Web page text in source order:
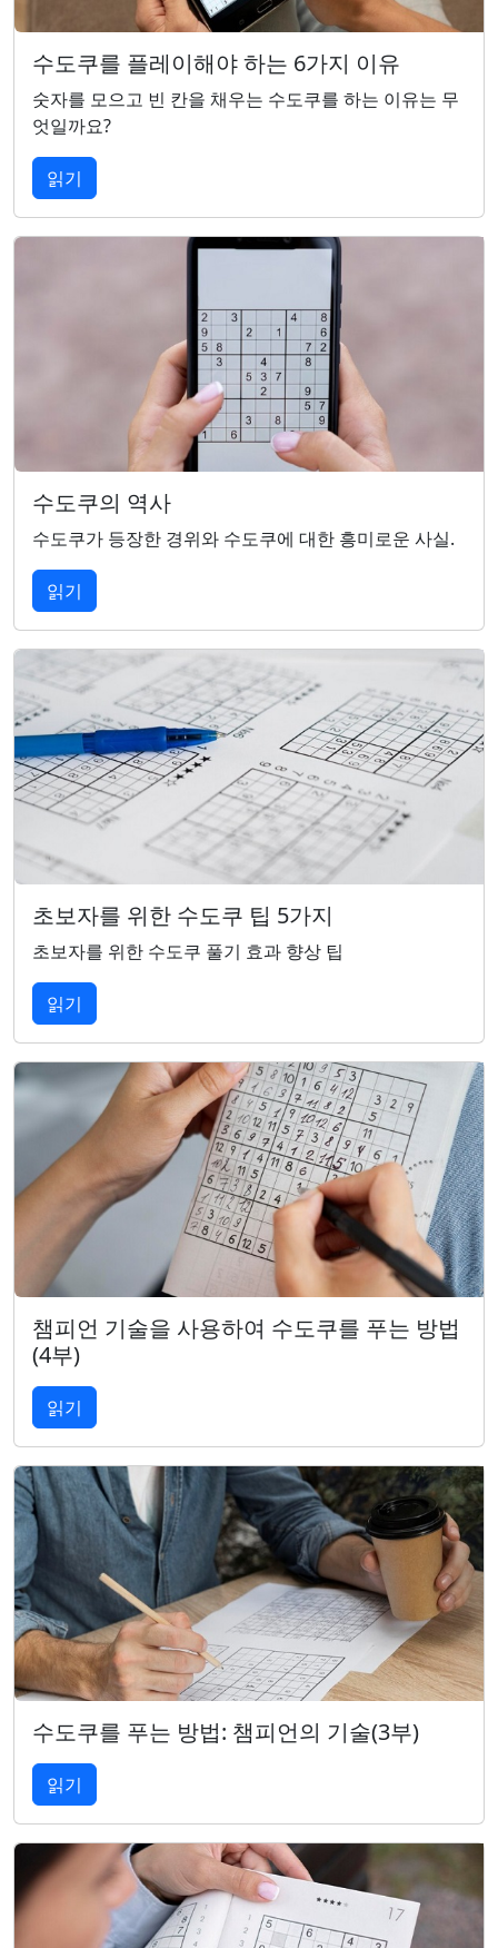
수도쿠를 플레이해야 하는 6가지 이유
숫자를 모으고 빈 칸을 채우는 수도쿠를 하는 이유는 무
엇일까요?
읽기
수도쿠의 역사
수도쿠가 등장한 경위와 수도쿠에 대한 흥미로운 사실.
읽기
초보자를 위한 수도쿠 팁 5가지
초보자를 위한 수도쿠 풀기 효과 향상 팁
읽기
챔피언 기술을 사용하여 수도쿠를 푸는 방법
(4부)
읽기
수도쿠를 푸는 방법: 챔피언의 기술(3부)
읽기